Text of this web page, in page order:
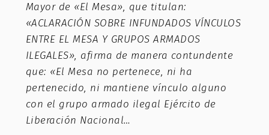
Mayor de «El Mesa», que titulan:
«ACLARACIÓN SOBRE INFUNDADOS VÍNCULOS
ENTRE EL MESA Y GRUPOS ARMADOS
ILEGALES», afirma de manera contundente
que: «El Mesa no pertenece, ni ha
pertenecido, ni mantiene vínculo alguno
con el grupo armado ilegal Ejército de
Liberación Nacional…